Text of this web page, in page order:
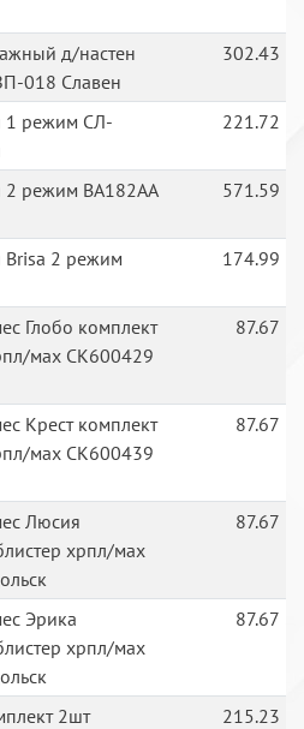
д/настен
018 Славен
302.43
1 режим СЛ-
221.72
режим BA182AA
571.59
Brisa 2 режим
174.99
Глобо комплект
мах СК600429
87.67
Крест комплект
мах СК600439
87.67
Люсия
хрпл/мах
87.67
Эрика
хрпл/мах
87.67
2шт
215.23